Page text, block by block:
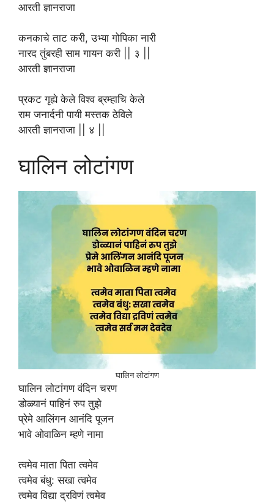
आरती ज्ञानराजा
कनकाचे ताट करी, उभ्या गोपिका नारी
नारद तुंबरही साम गायन करी || ३ ||
आरती ज्ञानराजा
प्रकट गृह्ये केले विश्व ब्रम्हाचि केले
राम जनार्दनी पायी मस्तक ठेविले
आरती ज्ञानराजा || ४ ||
घालिन लोटांगण
घालिन लोटांगण
घालिन लोटांगण वंदिन चरण
डोळ्यानं पाहिनं रुप तुझे
प्रेमे आलिंगन आनंदि पूजन
भावे ओवाळिन म्हणे नामा
त्वमेव माता पिता त्वमेव
त्वमेव बंधु: सखा त्वमेव
त्वमेव विद्या द्रविणं त्वमेव